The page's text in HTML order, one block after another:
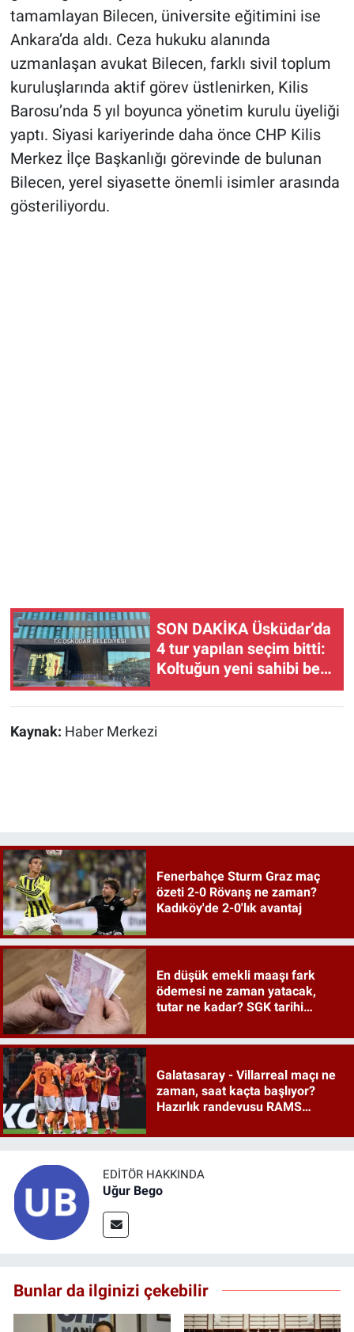
tamamlayan Bilecen, üniversite eğitimini ise
Ankara’da aldı. Ceza hukuku alanında
uzmanlaşan avukat Bilecen, farklı sivil toplum
kuruluşlarında aktif görev üstlenirken, Kilis
Barosu’nda 5 yıl boyunca yönetim kurulu üyeliği
yaptı. Siyasi kariyerinde daha önce CHP Kilis
Merkez İlçe Başkanlığı görevinde de bulunan
Bilecen, yerel siyasette önemli isimler arasında
gösteriliyordu.
SON DAKİKA Üsküdar’da
4 tur yapılan seçim bitti:
Koltuğun yeni sahibi belli
oldu!
Kaynak: Haber Merkezi
Fenerbahçe Sturm Graz maç
özeti 2-0 Rövanş ne zaman?
Kadıköy'de 2-0'lık avantaj
En düşük emekli maaşı fark
ödemesi ne zaman yatacak,
tutar ne kadar? SGK tarihi
Galatasaray - Villarreal maçı ne
zaman, saat kaçta başlıyor?
Hazırlık randevusu RAMS
EDITÖR HAKKINDA
Uğur Bego
Bunlar da ilginizi çekebilir